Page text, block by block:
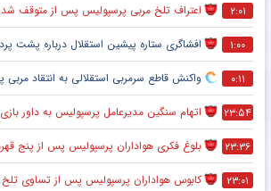
۲:۰۱ اعتراف تلخ مربی پرسپولیس پس از متوقف شدن
۱:۰۰ افشاگری ستاره پیشین استقلال درباره پشت پرده اقدام تحریک آمیز
۰:۱۱ واکنش قاطع سرمربی استقلالی به انتقاد مربی
۲۳:۵۴ اتهام سنگین مدیرعامل پرسپولیس به داور بازی
۲۳:۳۶ بلوغ فکری هواداران پرسپولیس پس از پنج قهرمانی لیگ برتر ؛ اتفاقی
۲۳:۰۱ کابوس هواداران پرسپولیس پس از تساوی